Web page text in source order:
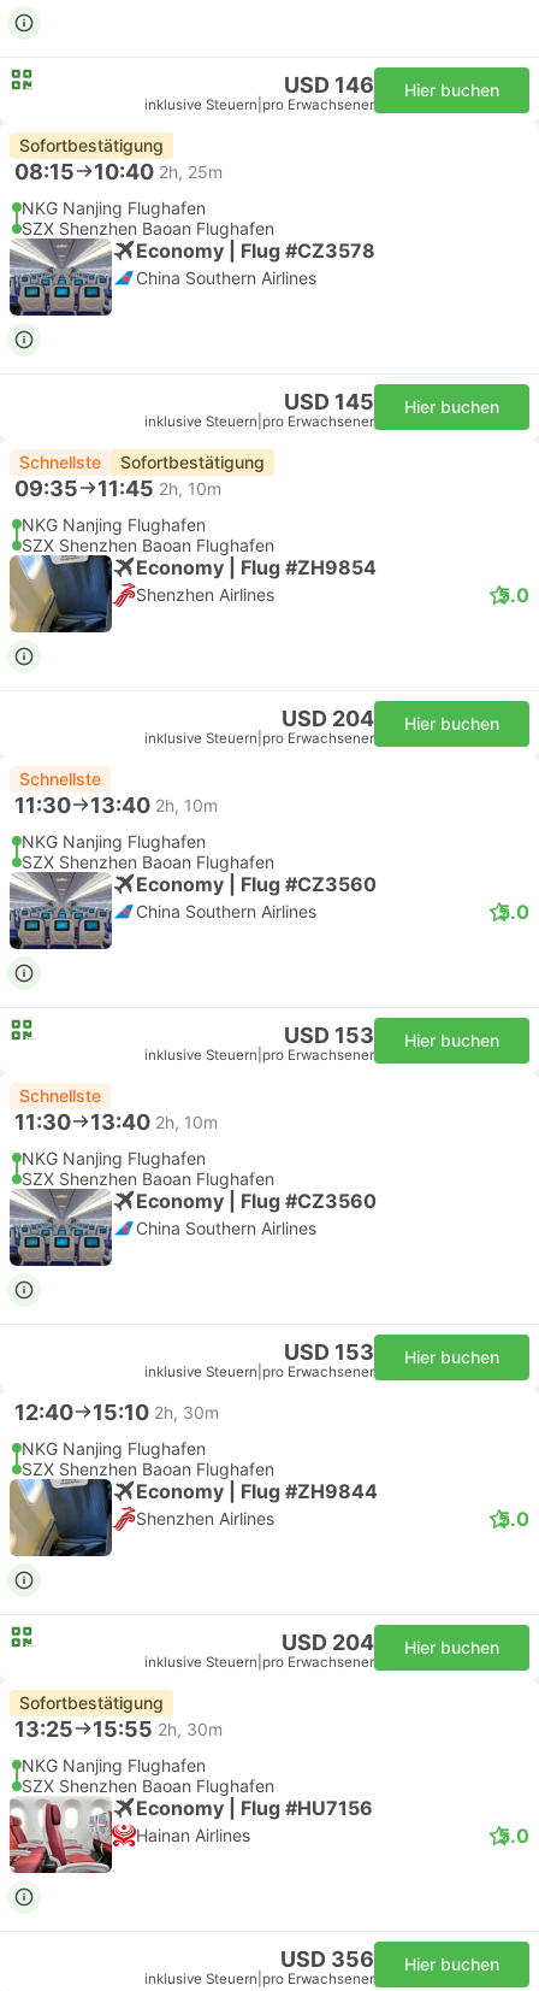
USD 146
inklusive Steuern pro Erwachsener
Hier buchen
Sofortbestätigung
08:15 10:40 2h, 25m
NKG Nanjing Flughafen
SZX Shenzhen Baoan Flughafen
Economy | Flug #CZ3578
China Southern Airlines
USD 145
inklusive Steuern pro Erwachsener
Hier buchen
Schnellste Sofortbestätigung
09:35 11:45 2h, 10m
NKG Nanjing Flughafen
SZX Shenzhen Baoan Flughafen
Economy | Flug #ZH9854
Shenzhen Airlines 5.0
USD 204
inklusive Steuern pro Erwachsener
Hier buchen
Schnellste
11:30 13:40 2h, 10m
NKG Nanjing Flughafen
SZX Shenzhen Baoan Flughafen
Economy | Flug #CZ3560
China Southern Airlines 5.0
USD 153
inklusive Steuern pro Erwachsener
Hier buchen
Schnellste
11:30 13:40 2h, 10m
NKG Nanjing Flughafen
SZX Shenzhen Baoan Flughafen
Economy | Flug #CZ3560
China Southern Airlines
USD 153
inklusive Steuern pro Erwachsener
Hier buchen
12:40 15:10 2h, 30m
NKG Nanjing Flughafen
SZX Shenzhen Baoan Flughafen
Economy | Flug #ZH9844
Shenzhen Airlines 5.0
USD 204
inklusive Steuern pro Erwachsener
Hier buchen
Sofortbestätigung
13:25 15:55 2h, 30m
NKG Nanjing Flughafen
SZX Shenzhen Baoan Flughafen
Economy | Flug #HU7156
Hainan Airlines 5.0
USD 356
inklusive Steuern pro Erwachsener
Hier buchen